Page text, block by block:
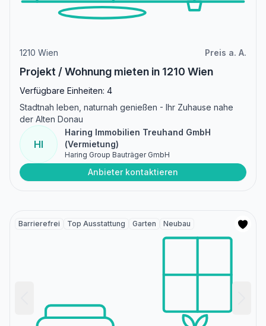
1210 Wien Preis a. A.
Projekt / Wohnung mieten in 1210 Wien
Verfügbare Einheiten: 4
Stadtnah leben, naturnah genießen - Ihr Zuhause nahe
der Alten Donau
HI
Haring Immobilien Treuhand GmbH
(Vermietung)
Haring Group Bauträger GmbH
Anbieter kontaktieren
Barrierefrei Top Ausstattung Garten Neubau